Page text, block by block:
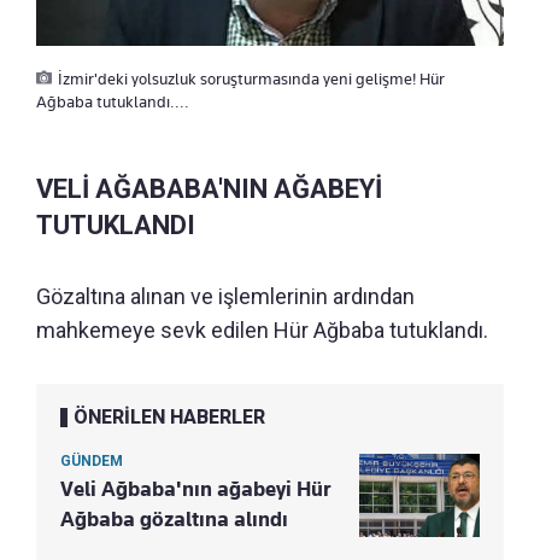
İzmir'deki yolsuzluk soruşturmasında yeni gelişme! Hür
Ağbaba tutuklandı....
VELİ AĞABABA'NIN AĞABEYİ
TUTUKLANDI
Gözaltına alınan ve işlemlerinin ardından
mahkemeye sevk edilen Hür Ağbaba tutuklandı.
ÖNERİLEN HABERLER
GÜNDEM
Veli Ağbaba'nın ağabeyi Hür
Ağbaba gözaltına alındı